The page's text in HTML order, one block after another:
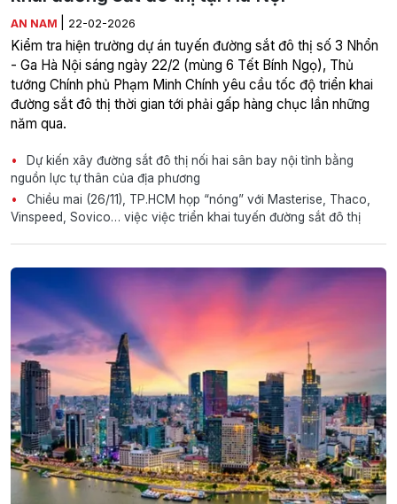
AN NAM 22-02-2026
Kiểm tra hiện trường dự án tuyến đường sắt đô thị số 3 Nhổn
- Ga Hà Nội sáng ngày 22/2 (mùng 6 Tết Bính Ngọ), Thủ
tướng Chính phủ Phạm Minh Chính yêu cầu tốc độ triển khai
đường sắt đô thị thời gian tới phải gấp hàng chục lần những
năm qua.
Dự kiến xây đường sắt đô thị nối hai sân bay nội tỉnh bằng
nguồn lực tự thân của địa phương
Chiều mai (26/11), TP.HCM họp “nóng” với Masterise, Thaco,
Vinspeed, Sovico… việc việc triển khai tuyến đường sắt đô thị